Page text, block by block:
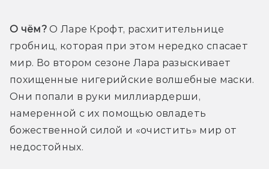
О чём? О Ларе Крофт, расхитительнице
гробниц, которая при этом нередко спасает
мир. Во втором сезоне Лара разыскивает
похищенные нигерийские волшебные маски.
Они попали в руки миллиардерши,
намеренной с их помощью овладеть
божественной силой и «очистить» мир от
недостойных.